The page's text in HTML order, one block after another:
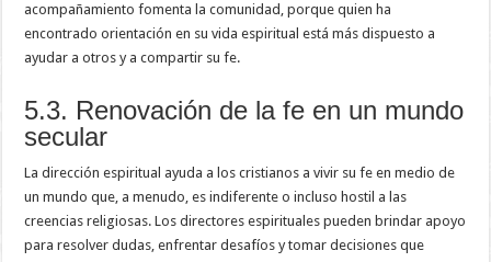
acompañamiento fomenta la comunidad, porque quien ha
encontrado orientación en su vida espiritual está más dispuesto a
ayudar a otros y a compartir su fe.
5.3. Renovación de la fe en un mundo
secular
La dirección espiritual ayuda a los cristianos a vivir su fe en medio de
un mundo que, a menudo, es indiferente o incluso hostil a las
creencias religiosas. Los directores espirituales pueden brindar apoyo
para resolver dudas, enfrentar desafíos y tomar decisiones que